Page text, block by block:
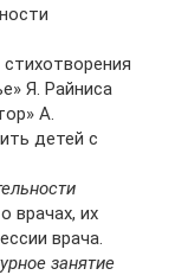
Я. Райниса
А.
детей с
врачах, их
врача.
занятие